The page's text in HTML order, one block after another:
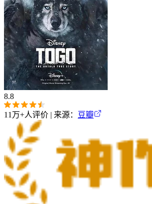
8.8
11万+人评价 | 来源： 豆瓣